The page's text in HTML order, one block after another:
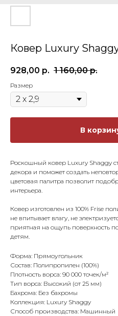
Ковер Luxury
928,00 р. 1 160,00 р.
Размер
В
Роскошный ковер Luxury Shaggy
декора и поможет создать
цветовая палитра позволит
интерьера.
Ковер изготовлен из 100% Frise
не впитывает влагу, не
приятная на ощупь поверхность
детям.
Форма: Прямоугольник
Состав: Полипропилен (100%)
Плотность ворса: 90 000 точек/м²
Тип ворса: Высокий (от 25 мм)
Бахрома: Без бахромы
Коллекция: Luxury Shaggy
Способ производства: Машинный